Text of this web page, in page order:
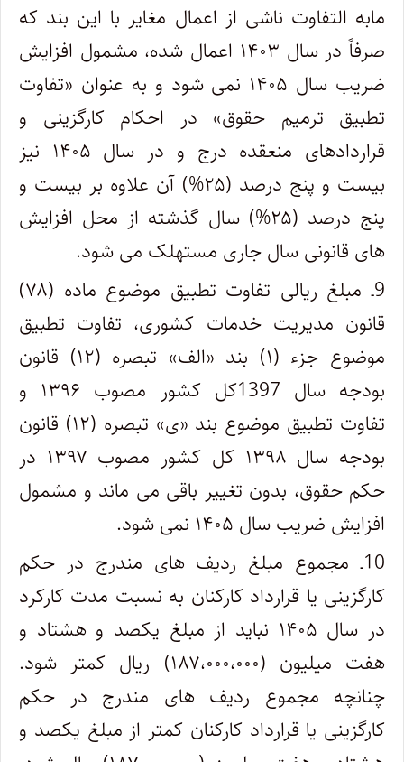
مابه التفاوت ناشی از اعمال مغایر با این بند که
صرفاً در سال ۱۴۰۳ اعمال شده، مشمول افزایش
ضریب سال ۱۴۰۵ نمی شود و به عنوان «تفاوت
تطبیق ترمیم حقوق» در احکام کارگزینی و
قراردادهای منعقده درج و در سال ۱۴۰۵ نیز
بیست و پنج درصد (۲۵%) آن علاوه بر بیست و
پنج درصد (۲۵%) سال گذشته از محل افزایش
های قانونی سال جاری مستهلک می شود.
9ـ مبلغ ریالی تفاوت تطبیق موضوع ماده (۷۸)
قانون مدیریت خدمات کشوری، تفاوت تطبیق
موضوع جزء (۱) بند «الف» تبصره (۱۲) قانون
بودجه سال 1397کل کشور مصوب ۱۳۹۶ و
تفاوت تطبیق موضوع بند «ی» تبصره (۱۲) قانون
بودجه سال ۱۳۹۸ کل کشور مصوب ۱۳۹۷ در
حکم حقوق، بدون تغییر باقی می ماند و مشمول
افزایش ضریب سال ۱۴۰۵ نمی شود.
10ـ مجموع مبلغ ردیف های مندرج در حکم
کارگزینی یا قرارداد کارکنان به نسبت مدت کارکرد
در سال ۱۴۰۵ نباید از مبلغ یکصد و هشتاد و
هفت میلیون (۱۸۷،۰۰۰،۰۰۰) ریال کمتر شود.
چنانچه مجموع ردیف های مندرج در حکم
کارگزینی یا قرارداد کارکنان کمتر از مبلغ یکصد و